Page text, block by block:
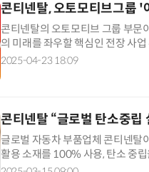
콘티넨탈, 오토모티브그룹 '
콘티넨탈의 오토모티브 그룹 부문
의 미래를 좌우할 핵심인 전장 사
쇼 2025)'에서 오토모티브 그룹
2025-04-23 18:09
콘티넨탈 “글로벌 탄소중
글로벌 자동차 부품업체 콘티넨탈
활용 소재를 100% 사용, 탄소 중
문 총괄은 “글로벌 완성차 제조사